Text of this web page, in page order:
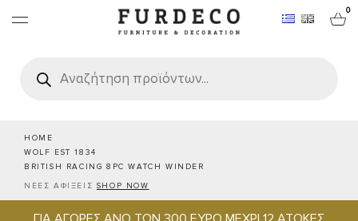
0
search
HOME
WOLF EST 1834
BRITISH RACING 8PC WATCH WINDER
ΝΕΕΣ ΑΦΙΞΕΙΣ SHOP NOW
ΕΠΙΠΛΑ
ΧΑΛΙΑ